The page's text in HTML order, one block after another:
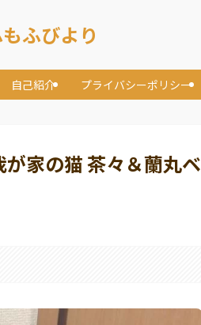
ふびより
自己紹介 プライバシーポリシー
家の猫 茶々＆蘭丸ベ